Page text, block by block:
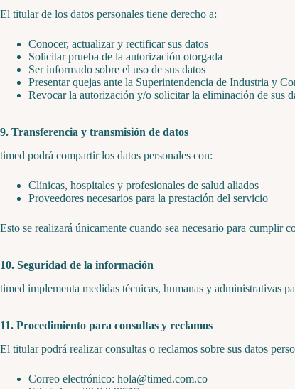
El titular de los datos personales tiene derecho a:
Conocer, actualizar y rectificar sus datos
Solicitar prueba de la autorización otorgada
Ser informado sobre el uso de sus datos
Presentar quejas ante la Superintendencia de Industria y
Revocar la autorización y/o solicitar la eliminación de sus
9. Transferencia y transmisión de datos
timed podrá compartir los datos personales con:
Clínicas, hospitales y profesionales de salud aliados
Proveedores necesarios para la prestación del servicio
Esto se realizará únicamente cuando sea necesario para cumplir
10. Seguridad de la información
timed implementa medidas técnicas, humanas y administrativas
11. Procedimiento para consultas y reclamos
El titular podrá realizar consultas o reclamos sobre sus datos
Correo electrónico: hola@timed.com.co